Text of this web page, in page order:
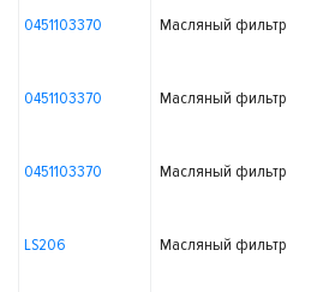
0451103370 Масляный фильтр
0451103370 Масляный фильтр
0451103370 Масляный фильтр
LS206 Масляный фильтр